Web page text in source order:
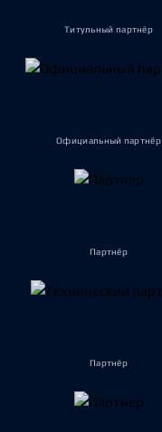
Титульный партнёр
Официальный партнёр
Партнёр
Партнёр